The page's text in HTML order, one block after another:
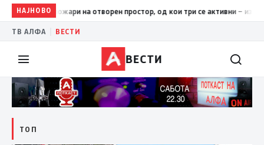
НАЈНОВО17:42ЦУК: До 18 часот 11 пожари на отворен простор, од
ТВ АЛФА ВЕСТИ
ВЕСТИ
ТОП